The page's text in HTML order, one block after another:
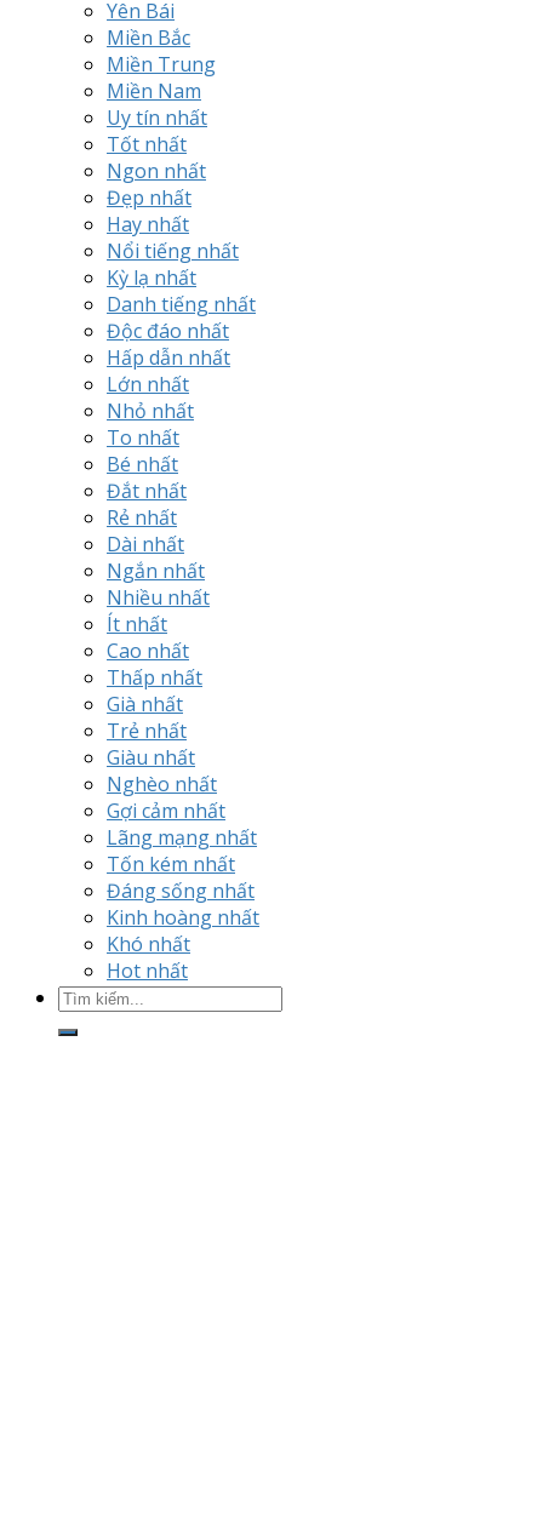
Yên Bái
Miền Bắc
Miền Trung
Miền Nam
Uy tín nhất
Tốt nhất
Ngon nhất
Đẹp nhất
Hay nhất
Nổi tiếng nhất
Kỳ lạ nhất
Danh tiếng nhất
Độc đáo nhất
Hấp dẫn nhất
Lớn nhất
Nhỏ nhất
To nhất
Bé nhất
Đắt nhất
Rẻ nhất
Dài nhất
Ngắn nhất
Nhiều nhất
Ít nhất
Cao nhất
Thấp nhất
Già nhất
Trẻ nhất
Giàu nhất
Nghèo nhất
Gợi cảm nhất
Lãng mạng nhất
Tốn kém nhất
Đáng sống nhất
Kinh hoàng nhất
Khó nhất
Hot nhất